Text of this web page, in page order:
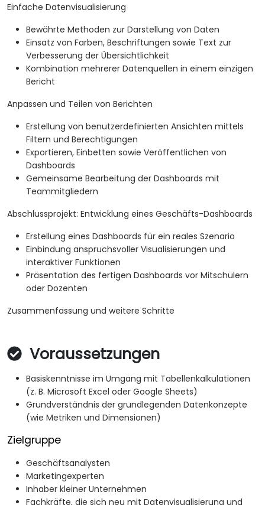
Einfache Datenvisualisierung
Bewährte Methoden zur Darstellung von Daten
Einsatz von Farben, Beschriftungen sowie Text zur
Verbesserung der Übersichtlichkeit
Kombination mehrerer Datenquellen in einem einzigen
Bericht
Anpassen und Teilen von Berichten
Erstellung von benutzerdefinierten Ansichten mittels
Filtern und Berechtigungen
Exportieren, Einbetten sowie Veröffentlichen von
Dashboards
Gemeinsame Bearbeitung der Dashboards mit
Teammitgliedern
Abschlussprojekt: Entwicklung eines Geschäfts-Dashboards
Erstellung eines Dashboards für ein reales Szenario
Einbindung anspruchsvoller Visualisierungen und
interaktiver Funktionen
Präsentation des fertigen Dashboards vor Mitschülern
oder Dozenten
Zusammenfassung und weitere Schritte
Voraussetzungen
Basiskenntnisse im Umgang mit Tabellenkalkulationen
(z. B. Microsoft Excel oder Google Sheets)
Grundverständnis der grundlegenden Datenkonzepte
(wie Metriken und Dimensionen)
Zielgruppe
Geschäftsanalysten
Marketingexperten
Inhaber kleiner Unternehmen
Fachkräfte, die sich neu mit Datenvisualisierung und